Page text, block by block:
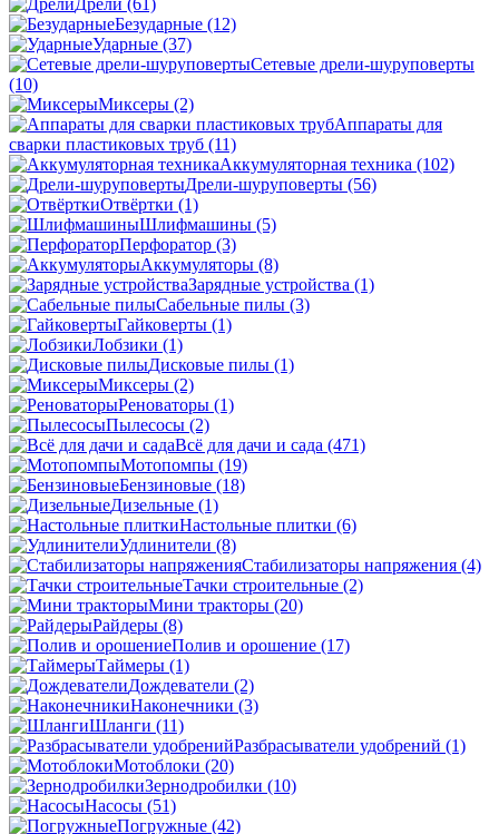
Дрели (61)
Безударные (12)
Ударные (37)
Сетевые дрели-шуруповерты
(10)
Миксеры (2)
Аппараты для
сварки пластиковых труб (11)
Аккумуляторная техника (102)
Дрели-шуруповерты (56)
Отвёртки (1)
Шлифмашины (5)
Перфоратор (3)
Аккумуляторы (8)
Зарядные устройства (1)
Сабельные пилы (3)
Гайковерты (1)
Лобзики (1)
Дисковые пилы (1)
Миксеры (2)
Реноваторы (1)
Пылесосы (2)
Всё для дачи и сада (471)
Мотопомпы (19)
Бензиновые (18)
Дизельные (1)
Настольные плитки (6)
Удлинители (8)
Стабилизаторы напряжения (4)
Тачки строительные (2)
Мини тракторы (20)
Райдеры (8)
Полив и орошение (17)
Таймеры (1)
Дождеватели (2)
Наконечники (3)
Шланги (11)
Разбрасыватели удобрений (1)
Мотоблоки (20)
Зернодробилки (10)
Насосы (51)
Погружные (42)